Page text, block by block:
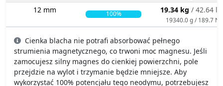
12 mm 100% 19.34 kg / 42.64
19340.0 g / 189.7 N
Cienka blacha nie potrafi absorbować pełnego
strumienia magnetycznego, co trwoni moc magnesu. Jeśli
zamocujesz silny magnes do cienkiej powierzchni, pole
przejdzie na wylot i trzymanie będzie mniejsze. Aby
wykorzystać 100% potencjału tego neodymu, potrzebujesz